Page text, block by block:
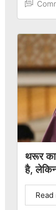
थरूर का
है,
Read